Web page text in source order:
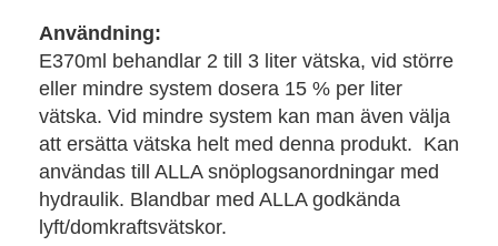
Användning:
E370ml behandlar 2 till 3 liter vätska, vid större
eller mindre system dosera 15 % per liter
vätska. Vid mindre system kan man även välja
att ersätta vätska helt med denna produkt. Kan
användas till ALLA snöplogsanordningar med
hydraulik. Blandbar med ALLA godkända
lyft/domkraftsvätskor.